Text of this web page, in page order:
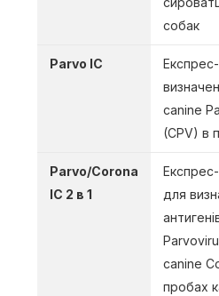
собак
Parvo IC
canine
(CPV) в
Parvo/Corona
IC 2 в 1
для
canine
пробах